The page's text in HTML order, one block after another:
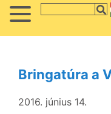
Bringatúra a
2016. június 14.